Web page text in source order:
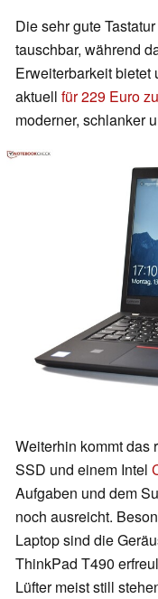
Die sehr gute
tauschbar, während
Erweiterbarkeit bietet
aktuell für 229 Euro
moderner, schlanker
Weiterhin kommt das
SSD und einem Intel
Aufgaben und dem
noch ausreicht.
Laptop sind die
ThinkPad T490
Lüfter meist still